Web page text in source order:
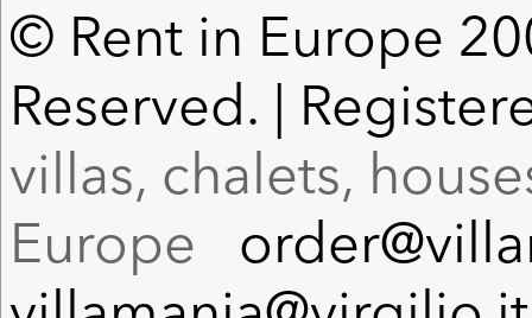
© Rent in Europe
Reserved. |
villas, chalets,
Europe